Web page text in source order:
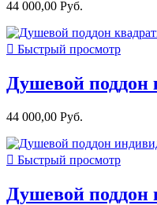
44 000,00 Руб.
 Быстрый просмотр
Душевой поддон
44 000,00 Руб.
 Быстрый просмотр
Душевой